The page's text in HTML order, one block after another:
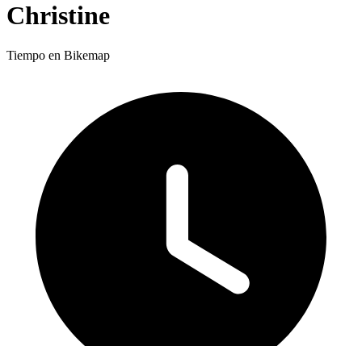
Christine
Tiempo en Bikemap